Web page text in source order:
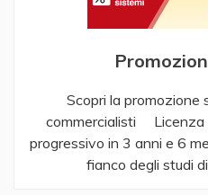
Scopri la
commercialisti Licenza
progressivo in 3 anni e 6
fianco degli studi